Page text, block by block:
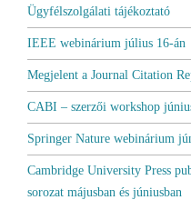
Ügyfélszolgálati tájékoztató
IEEE webinárium július 16-án
Megjelent a Journal Citation
CABI – szerzői workshop
Springer Nature webinárium
Cambridge University Press
sorozat májusban és júniusban